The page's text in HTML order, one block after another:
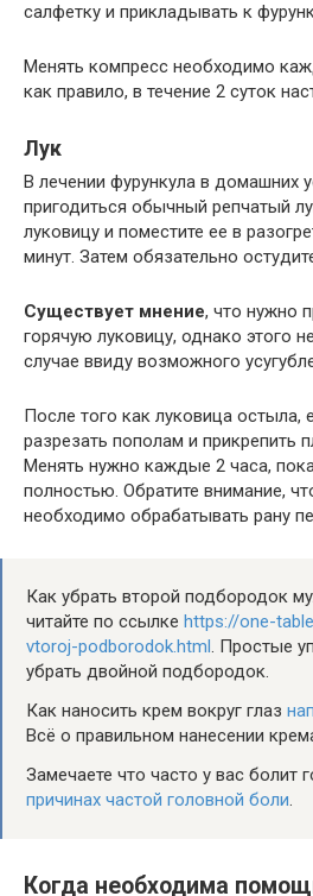
салфетку и прикладывать к
Менять компресс необходимо
как правило, в течение 2 суток
Лук
В лечении фурункула в домашних
пригодиться обычный репчатый
луковицу и поместите ее в
минут. Затем обязательно
Существует мнение, что нужно
горячую луковицу, однако этого
случае ввиду возможного
После того как луковица остыла,
разрезать пополам и прикрепить
Менять нужно каждые 2 часа,
полностью. Обратите внимание,
необходимо обрабатывать рану
Как убрать второй подбородок
читайте по ссылке https://one-
vtoroj-podborodok.html. Простые
убрать двойной подбородок.
Как наносить крем вокруг глаз
Всё о правильном нанесении
Замечаете что часто у вас болит
причинах частой головной боли.
Когда необходима